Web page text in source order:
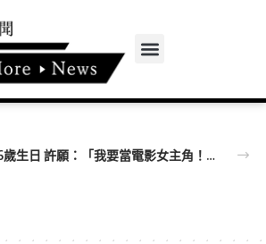
OH YA DJ 木木迎接26歲生日 許願：「我要當電影女主角！」